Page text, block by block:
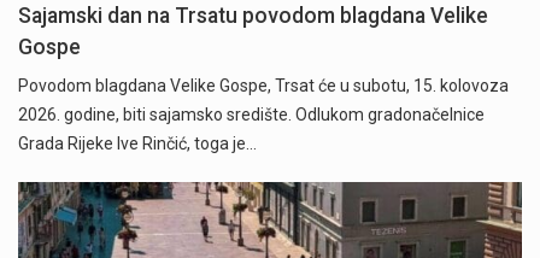
Sajamski dan na Trsatu povodom blagdana Velike
Gospe
Povodom blagdana Velike Gospe, Trsat će u subotu, 15. kolovoza
2026. godine, biti sajamsko središte. Odlukom gradonačelnice
Grada Rijeke Ive Rinčić, toga je…